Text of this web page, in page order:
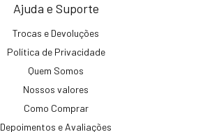
Ajuda e Suporte
Trocas e Devoluções
Política de Privacidade
Quem Somos
Nossos valores
Como Comprar
Depoimentos e Avaliações